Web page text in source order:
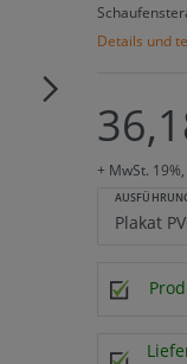
Details und
+ MwSt.